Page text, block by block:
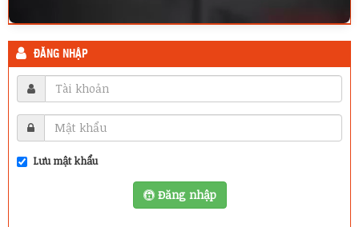
ĐĂNG NHẬP
Lưu mật khẩu
Đăng nhập